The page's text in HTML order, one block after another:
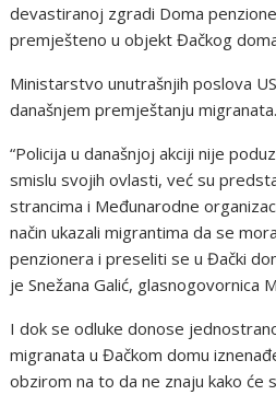
devastiranoj zgradi Doma
premješteno u objekt Đačkog
Ministarstvo unutrašnjih poslova
današnjem premještanju migranata.
“Policija u današnjoj akciji nije
smislu svojih ovlasti, već su
strancima i Međunarodne
način ukazali migrantima da se
penzionera i preseliti se u Đački
je Snežana Galić, glasnogovornica
I dok se odluke donose
migranata u Đačkom domu
obzirom na to da ne znaju kako će